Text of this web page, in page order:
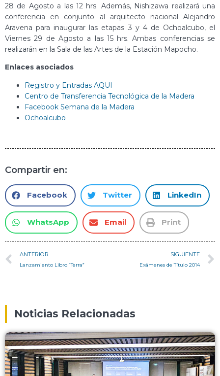
28 de Agosto a las 12 hrs. Además, Nishizawa realizará una
conferencia en conjunto al arquitecto nacional Alejandro
Aravena para inaugurar las etapas 3 y 4 de Ochoalcubo, el
Viernes 29 de Agosto a las 15 hrs. Ambas conferencias se
realizarán en la Sala de las Artes de la Estación Mapocho.
Enlaces asociados
Registro y Entradas AQUI
Centro de Transferencia Tecnológica de la Madera
Facebook Semana de la Madera
Ochoalcubo
Compartir en:
Facebook Twitter LinkedIn
WhatsApp Email Print
ANTERIOR
Lanzamiento Libro “Terra”
SIGUIENTE
Exámenes de Título 2014
Noticias Relacionadas